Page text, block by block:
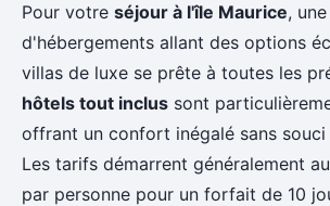
Pour votre séjour à l'île Maurice,
d'hébergements allant des options
villas de luxe se prête à toutes les
hôtels tout inclus sont
offrant un confort inégalé sans
Les tarifs démarrent généralement
par personne pour un forfait de 10